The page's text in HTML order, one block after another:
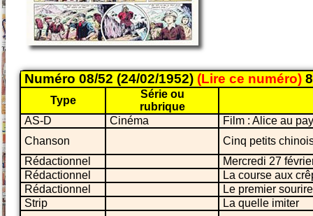
Numéro 08/52 (24/02/1952) (Lire ce numéro)
Type
Série ou
rubrique
AS-D
Cinéma
Film : Alice au
Chanson
Cinq petits
Rédactionnel
Mercredi 27
Rédactionnel
La course aux
Rédactionnel
Le premier
Strip
La quelle imiter